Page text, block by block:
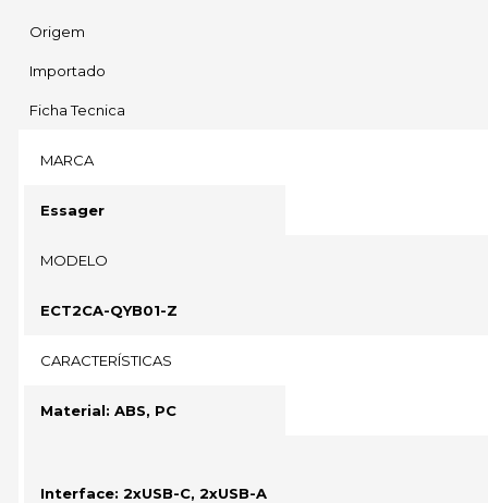
Origem
Importado
Ficha Tecnica
MARCA
Essager
MODELO
ECT2CA-QYB01-Z
CARACTERÍSTICAS
Material: ABS, PC
Interface: 2xUSB-C, 2xUSB-A